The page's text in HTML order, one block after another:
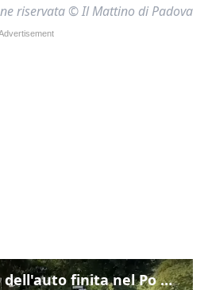
riservata © Il Mattino di Padova
Torino, il recupero dell'auto finita nel Po durante un inseguimento